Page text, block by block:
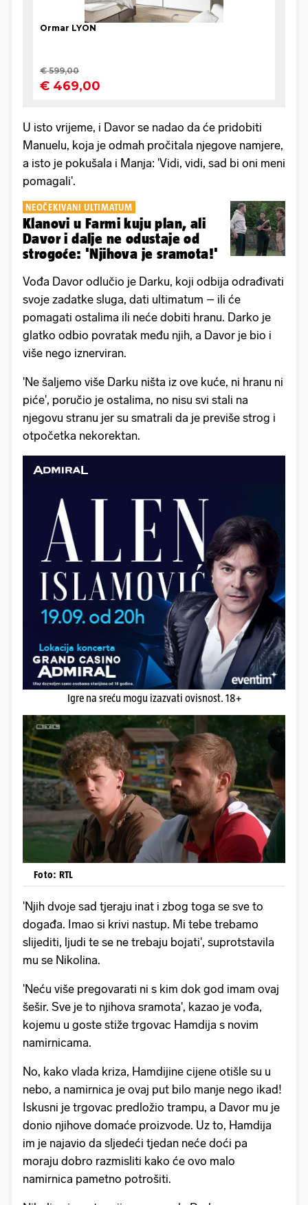
U isto vrijeme, i Davor se nadao da će pridobiti
Manuelu, koja je odmah pročitala njegove namjere,
a isto je pokušala i Manja: 'Vidi, vidi, sad bi oni meni
pomagali'.
NEOČEKIVANI ULTIMATUM
Klanovi u Farmi kuju plan, ali
Davor i dalje ne odustaje od
strogoće: 'Njihova je sramota!'
Vođa Davor odlučio je Darku, koji odbija odrađivati
svoje zadatke sluga, dati ultimatum – ili će
pomagati ostalima ili neće dobiti hranu. Darko je
glatko odbio povratak među njih, a Davor je bio i
više nego iznerviran.
'Ne šaljemo više Darku ništa iz ove kuće, ni hranu ni
piće', poručio je ostalima, no nisu svi stali na
njegovu stranu jer su smatrali da je previše strog i
otpočetka nekorektan.
Igre na sreću mogu izazvati ovisnost. 18+
Foto: RTL
'Njih dvoje sad tjeraju inat i zbog toga se sve to
događa. Imao si krivi nastup. Mi tebe trebamo
slijediti, ljudi te se ne trebaju bojati', suprotstavila
mu se Nikolina.
'Neću više pregovarati ni s kim dok god imam ovaj
šešir. Sve je to njihova sramota', kazao je vođa,
kojemu u goste stiže trgovac Hamdija s novim
namirnicama.
No, kako vlada kriza, Hamdijine cijene otišle su u
nebo, a namirnica je ovaj put bilo manje nego ikad!
Iskusni je trgovac predložio trampu, a Davor mu je
donio njihove domaće proizvode. Uz to, Hamdija
im je najavio da sljedeći tjedan neće doći pa
moraju dobro razmisliti kako će ovo malo
namirnica pametno potrošiti.